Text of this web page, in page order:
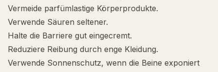
Vermeide parfümlastige Körperprodukte.
Verwende Säuren seltener.
Halte die Barriere gut eingecremt.
Reduziere Reibung durch enge Kleidung.
Verwende Sonnenschutz, wenn die Beine exponiert